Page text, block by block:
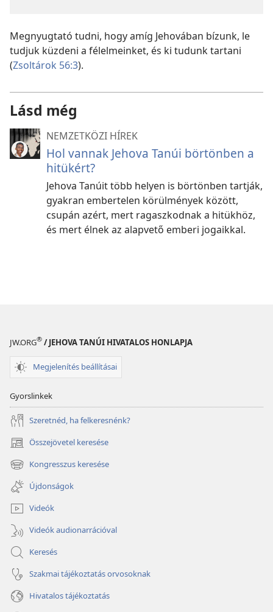
Megnyugtató tudni, hogy amíg Jehovában bízunk, le
tudjuk küzdeni a félelmeinket, és ki tudunk tartani
(Zsoltárok 56:3).
Lásd még
NEMZETKÖZI HÍREK
Hol vannak Jehova Tanúi börtönben a
hitükért?
Jehova Tanúit több helyen is börtönben tartják,
gyakran embertelen körülmények között,
csupán azért, mert ragaszkodnak a hitükhöz,
és mert élnek az alapvető emberi jogaikkal.
JW.ORG® / JEHOVA TANÚI HIVATALOS HONLAPJA
Megjelenítés beállításai
Gyorslinkek
Szeretnéd, ha felkeresnénk?
Összejövetel keresése
(opens
new
window)
Kongresszus keresése
(opens
new
window)
Újdonságok
Videók
Videók audionarrációval
Keresés
Szakmai tájékoztatás orvosoknak
Hivatalos tájékoztatás